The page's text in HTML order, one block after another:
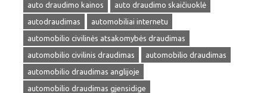
auto draudimo kainos
auto draudimo skaičiuoklė
autodraudimas
automobiliai internetu
automobilio civilinės atsakomybės draudimas
automobilio civilinis draudimas
automobilio draudimas
automobilio draudimas anglijoje
automobilio draudimas gjensidige